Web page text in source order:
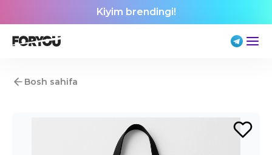
Kiyim brendingi!
Bosh sahifa